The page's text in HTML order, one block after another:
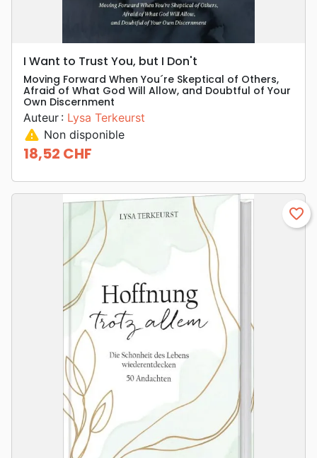
I Want to Trust You, but I Don't
Moving Forward When You´re Skeptical of Others,
Afraid of What God Will Allow, and Doubtful of Your
Own Discernment
Auteur : Lysa Terkeurst
warning Non disponible
Prix
18,52 CHF
favorite_border